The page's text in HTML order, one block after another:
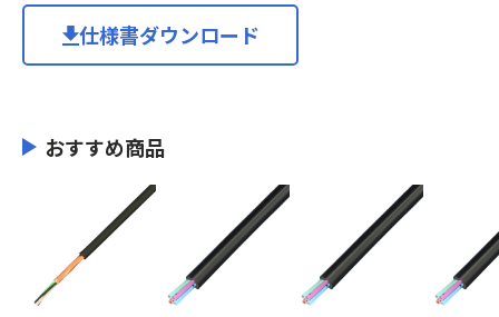
仕様書ダウンロード
おすすめ商品